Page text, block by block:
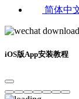
iOS版App安装教程
软件下载中...